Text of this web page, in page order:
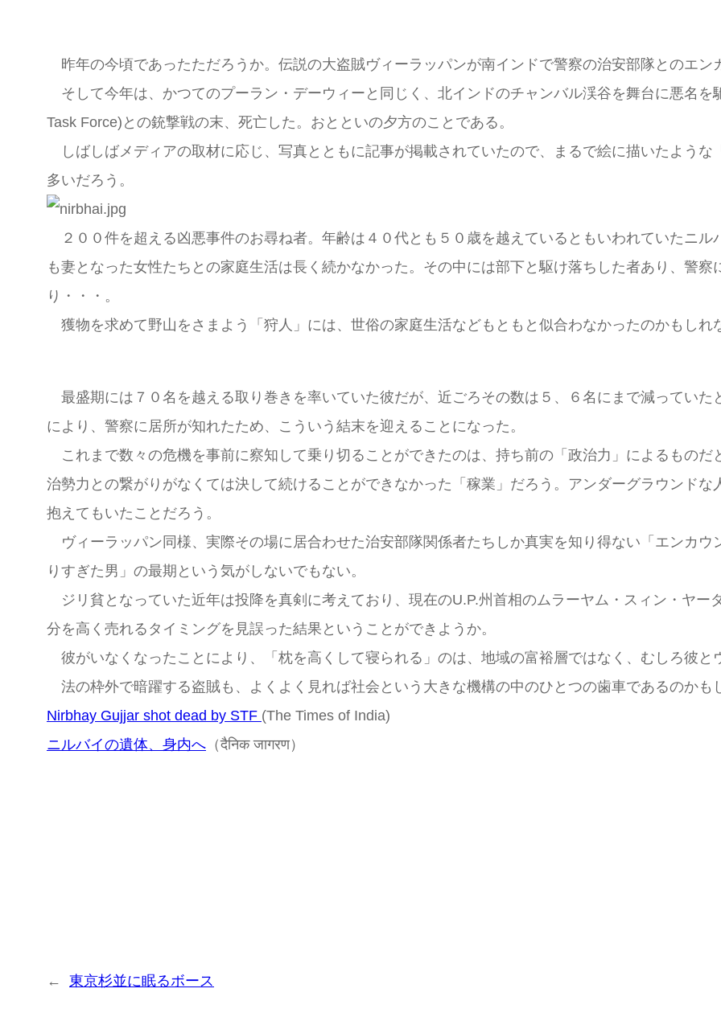
昨年の今頃であったただろうか。伝説の大盗賊ヴィーラッパンが南インドで警察の治安部隊とのエン
そして今年は、かつてのプーラン・デーウィーと同じく、北インドのチャンバル渓谷を舞台に悪名を
Task Force)との銃撃戦の末、死亡した。おとといの夕方のことである。
しばしばメディアの取材に応じ、写真とともに記事が掲載されていたので、まるで絵に描いたような
多いだろう。
２００件を超える凶悪事件のお尋ね者。年齢は４０代とも５０歳を越えているともいわれていたニ
も妻となった女性たちとの家庭生活は長く続かなかった。その中には部下と駆け落ちした者あり、警
り・・・。
獲物を求めて野山をさまよう「狩人」には、世俗の家庭生活などもともと似合わなかったのかもしれ
最盛期には７０名を越える取り巻きを率いていた彼だが、近ごろその数は５、６名にまで減っていた
により、警察に居所が知れたため、こういう結末を迎えることになった。
これまで数々の危機を事前に察知して乗り切ることができたのは、持ち前の「政治力」によるものだ
治勢力との繋がりがなくては決して続けることができなかった「稼業」だろう。アンダーグラウンド
抱えてもいたことだろう。
ヴィーラッパン同様、実際その場に居合わせた治安部隊関係者たちしか真実を知り得ない「エンカウ
りすぎた男」の最期という気がしないでもない。
ジリ貧となっていた近年は投降を真剣に考えており、現在のU.P.州首相のムラーヤム・スィン・ヤー
分を高く売れるタイミングを見誤った結果ということができようか。
彼がいなくなったことにより、「枕を高くして寝られる」のは、地域の富裕層ではなく、むしろ彼と
法の枠外で暗躍する盗賊も、よくよく見れば社会という大きな機構の中のひとつの歯車であるのかも
Nirbhay Gujjar shot dead by STF (The Times of India)
ニルバイの遺体、身内へ （दैनिक जागरण）
← 東京杉並に眠るボース